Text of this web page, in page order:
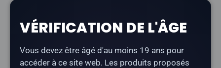
Description
LeSTLTH Titan Pro 15K au parfum « Banana Berry
Melon Ice» offre une saveur de banane, de baies et
VÉRIFICATION DE L'ÂGE
Vous devez être âgé d'au moins 19 ans pour
accéder à ce site web. Les produits proposés